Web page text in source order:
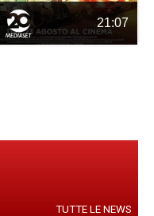
21:07
TUTTE LE NEWS